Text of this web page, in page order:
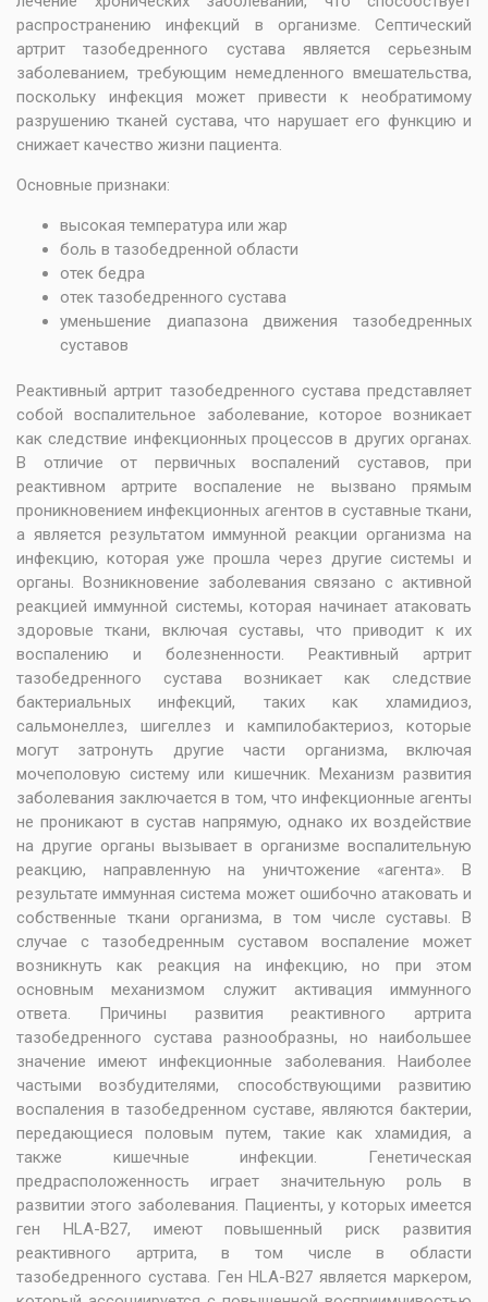
распространению инфекций в организме. Септический
артрит тазобедренного сустава является серьезным
заболеванием, требующим немедленного вмешательства,
поскольку инфекция может привести к необратимому
разрушению тканей сустава, что нарушает его функцию и
снижает качество жизни пациента.
Основные признаки:
высокая температура или жар
боль в тазобедренной области
отек бедра
отек тазобедренного сустава
уменьшение диапазона движения тазобедренных
суставов
Реактивный артрит тазобедренного сустава представляет
собой воспалительное заболевание, которое возникает
как следствие инфекционных процессов в других органах.
В отличие от первичных воспалений суставов, при
реактивном артрите воспаление не вызвано прямым
проникновением инфекционных агентов в суставные ткани,
а является результатом иммунной реакции организма на
инфекцию, которая уже прошла через другие системы и
органы. Возникновение заболевания связано с активной
реакцией иммунной системы, которая начинает атаковать
здоровые ткани, включая суставы, что приводит к их
воспалению и болезненности. Реактивный артрит
тазобедренного сустава возникает как следствие
бактериальных инфекций, таких как хламидиоз,
сальмонеллез, шигеллез и кампилобактериоз, которые
могут затронуть другие части организма, включая
мочеполовую систему или кишечник. Механизм развития
заболевания заключается в том, что инфекционные агенты
не проникают в сустав напрямую, однако их воздействие
на другие органы вызывает в организме воспалительную
реакцию, направленную на уничтожение «агента». В
результате иммунная система может ошибочно атаковать и
собственные ткани организма, в том числе суставы. В
случае с тазобедренным суставом воспаление может
возникнуть как реакция на инфекцию, но при этом
основным механизмом служит активация иммунного
ответа. Причины развития реактивного артрита
тазобедренного сустава разнообразны, но наибольшее
значение имеют инфекционные заболевания. Наиболее
частыми возбудителями, способствующими развитию
воспаления в тазобедренном суставе, являются бактерии,
передающиеся половым путем, такие как хламидия, а
также кишечные инфекции. Генетическая
предрасположенность играет значительную роль в
развитии этого заболевания. Пациенты, у которых имеется
ген HLA-B27, имеют повышенный риск развития
реактивного артрита, в том числе в области
тазобедренного сустава. Ген HLA-B27 является маркером,